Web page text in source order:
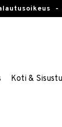
-
Koti &